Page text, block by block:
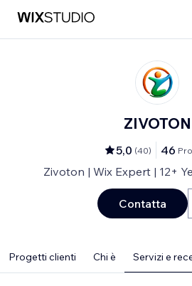
ZIVOTON
5,0 (40) 46
Zivoton | Wix Expert | 12+
Contatta
Progetti clienti Chi è Servizi e